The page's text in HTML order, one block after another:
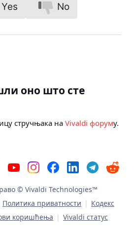
Yes No
оно што сте
стручњака на Vivaldi форуму.
© Vivaldi Technologies™
Политика приватности | Кодекс
коришћења | Vivaldi статус